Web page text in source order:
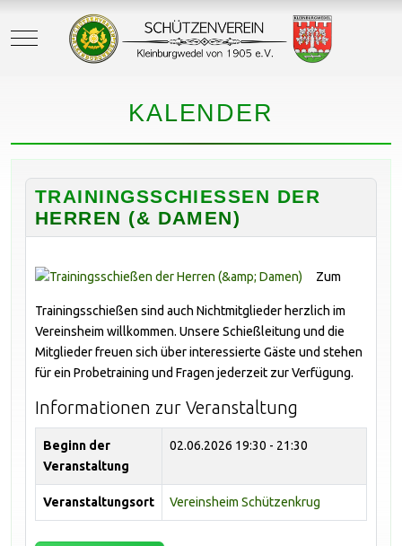
Mobile Menu Toggle
KALENDER
TRAININGSSCHIESSEN DER H
ERREN (& DAMEN)
Zum
Trainingsschießen sind auch Nichtmitglieder herzlich im
Vereinsheim willkommen. Unsere Schießleitung und die
Mitglieder freuen sich über interessierte Gäste und stehen
für ein Probetraining und Fragen jederzeit zur Verfügung.
Informationen zur Veranstaltung
Beginn der
Veranstaltung
02.06.2026 19:30 - 21:30
Veranstaltungsort Vereinsheim Schützenkrug